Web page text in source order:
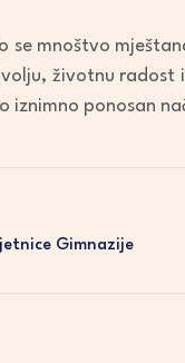
se mnoštvo
životnu radost
ponosan
Gimnazije